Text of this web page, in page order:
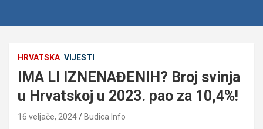
HRVATSKA VIJESTI
IMA LI IZNENAĐENIH? Broj svinja
u Hrvatskoj u 2023. pao za 10,4%!
16 veljače, 2024 Budica Info